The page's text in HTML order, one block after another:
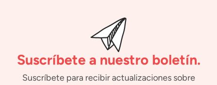
Suscríbete a nuestro boletín.
Suscríbete para recibir actualizaciones sobre